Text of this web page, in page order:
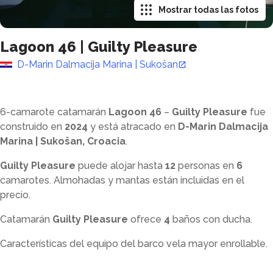
Lagoon 46 Guilty Pleasure
D-Marin Dalmacija Marina | Sukošan
Mostrar todas las fotos
6-camarote catamarán Lagoon 46 – Guilty Pleasure fue
construido en 2024 y está atracado en D-Marin Dalmacija
Marina | Sukošan, Croacia.
Guilty Pleasure puede alojar hasta 12 personas en 6
camarotes. Almohadas y mantas están incluidas en el
precio.
Catamarán Guilty Pleasure ofrece 4 baños con ducha.
Características del equipo del barco vela mayor enrollable.